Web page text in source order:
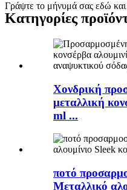
Γράψτε το μήνυμά σας εδώ και
Κατηγορίες
Χονδρική
μεταλλική
ml ...
ποτό
Μεταλλικό